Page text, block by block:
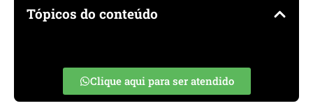
Tópicos do conteúdo
Clique aqui para ser atendido